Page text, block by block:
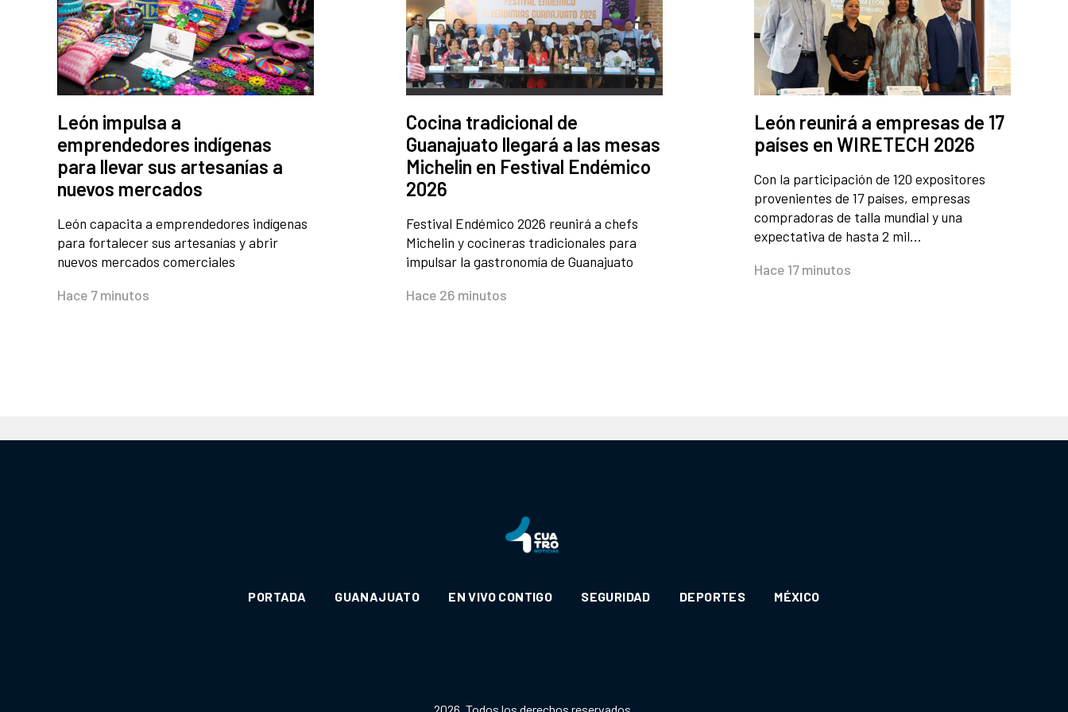
León impulsa a
emprendedores indígenas
para llevar sus artesanías a
nuevos mercados
León capacita a emprendedores indígenas
para fortalecer sus artesanías y abrir
nuevos mercados comerciales
Hace 7 minutos
Cocina tradicional de
Guanajuato llegará a las mesas
Michelin en Festival Endémico
2026
Festival Endémico 2026 reunirá a chefs
Michelin y cocineras tradicionales para
impulsar la gastronomía de Guanajuato
Hace 26 minutos
León reunirá a empresas de 17
países en WIRETECH 2026
Con la participación de 120 expositores
provenientes de 17 países, empresas
compradoras de talla mundial y una
expectativa de hasta 2 mil…
Hace 17 minutos
PORTADA GUANAJUATO EN VIVO CONTIGO SEGURIDAD DEPORTES MÉXICO